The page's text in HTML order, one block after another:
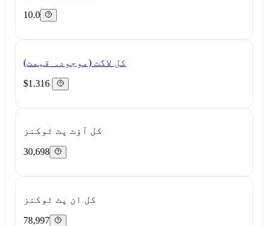
10.0
کل لاگت (موجودہ قیمت)
$1.316
کل آؤٹ پٹ ٹوکنز
30,698
کل ان پٹ ٹوکنز
78,997